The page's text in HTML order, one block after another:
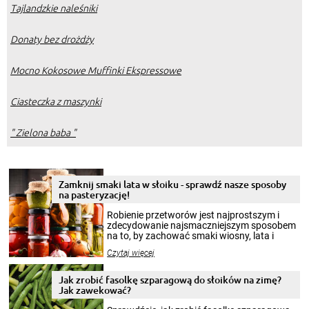
Tajlandzkie naleśniki
Donaty bez drożdży
Mocno Kokosowe Muffinki Ekspressowe
Ciasteczka z maszynki
" Zielona baba "
Zamknij smaki lata w słoiku - sprawdź nasze sposoby
na pasteryzację!
Robienie przetworów jest najprostszym i
zdecydowanie najsmaczniejszym sposobem
na to, by zachować smaki wiosny, lata i
krajobrazów, by cieszyć nimi oko w sezonie
pełni poczuć atmosferę cieplejszych
miesięcy. Przygotowanie słoików ze
Czytaj więcej
Jak zrobić fasolkę szparagową do słoików na zimę?
Jak zawekować?